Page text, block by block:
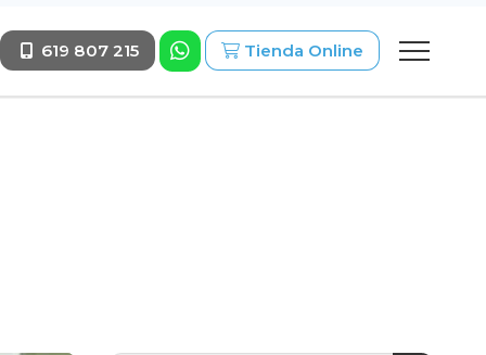
619 807 215 Tienda Online